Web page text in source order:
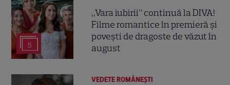
5
„Vara iubirii” continuă la DIVA!
Filme romantice în premieră și
povești de dragoste de văzut în
august
VEDETE ROMÂNEŞTI